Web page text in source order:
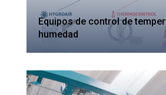
Equipos de control de
humedad